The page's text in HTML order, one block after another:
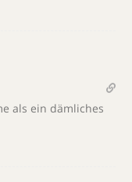
als ein dämliches